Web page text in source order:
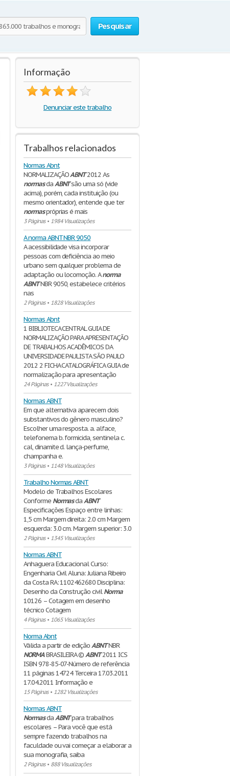
Pesquisar
Informação
Denunciar este trabalho
Trabalhos relacionados
Normas Abnt
NORMALIZAÇÃOABNT2012 As
normasdaABNTsão uma só (vide
acima), porém, cada instituição (ou
mesmo orientador), entende que ter
normaspróprias é mais
3 Páginas• 1984 Visualizações
A norma ABNT NBR 9050
A acessibilidade visa incorporar
pessoas com deficiência ao meio
urbano sem qualquer problema de
adaptação ou locomoção. Anorma
ABNTNBR 9050, estabelece critérios
nas
2 Páginas• 1828 Visualizações
Normas Abnt
1 BIBLIOTECA CENTRAL GUIA DE
NORMALIZAÇÃO PARA APRESENTAÇÃO
DE TRABALHOS ACADÊMICOS DA
UNIVERSIDADE PAULISTA SÃO PAULO
2012 2 FICHA CATALOGRÁFICA GUIA de
normalização para apresentação
24 Páginas• 1227 Visualizações
Normas ABNT
Em que alternativa aparecem dois
substantivos do gênero masculino?
Escolher uma resposta. a. alface,
telefonema b. formicida, sentinela c.
cal, dinamite d. lança-perfume,
champanha e.
3 Páginas• 1148 Visualizações
Trabalho Normas ABNT
Modelo de Trabalhos Escolares
Conforme NormasdaABNT
Especificações Espaço entre linhas:
1,5 cm Margem direita: 2.0 cm Margem
esquerda: 3.0 cm. Margem superior: 3.0
2 Páginas• 1345 Visualizações
Normas ABNT
Anhaguera Educacional Curso:
Engenharia Civil Aluna: Juliana Ribeiro
da Costa RA: 1102462680 Disciplina:
Desenho da Construção civilNorma
10126 – Cotagem em desenho
técnico Cotagem
4 Páginas• 1065 Visualizações
Norma Abnt
Válida a partir de ediçãoABNTNBR
NORMABRASILEIRA ©ABNT2011 ICS
ISBN 978-85-07-Número de referência
11 páginas 14724 Terceira 17.03.2011
17.04.2011 Informação e
15 Páginas• 1282 Visualizações
Normas ABNT
NormasdaABNTpara trabalhos
escolares – Para você que está
sempre fazendo trabalhos na
faculdade ou vai começar a elaborar a
sua monografia, saiba
2 Páginas• 888 Visualizações